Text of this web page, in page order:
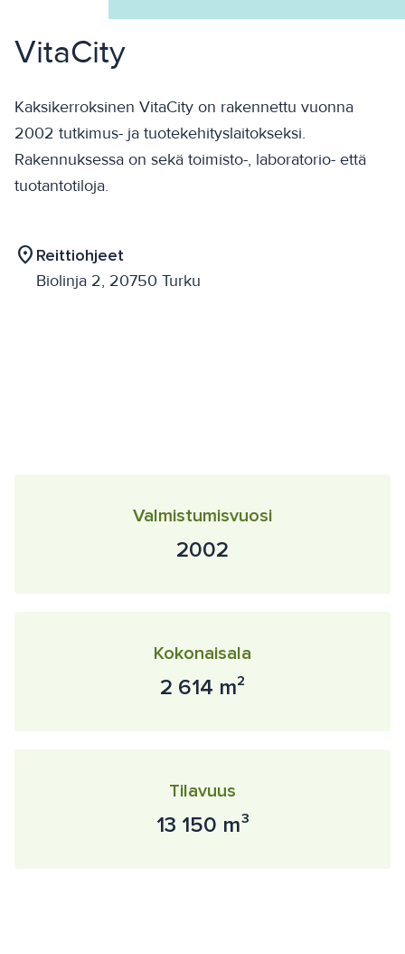
VitaCity
Kaksikerroksinen VitaCity on rakennettu vuonna
2002 tutkimus- ja tuotekehityslaitokseksi.
Rakennuksessa on sekä toimisto-, laboratorio- että
tuotantotiloja.
location_on Reittiohjeet
Biolinja 2, 20750 Turku
Valmistumisvuosi
2002
Kokonaisala
2 614 m²
Tilavuus
13 150 m³